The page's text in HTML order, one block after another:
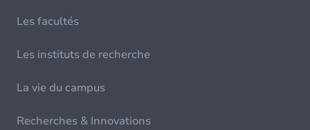
Les facultés
Les instituts de recherche
La vie du campus
Recherches & Innovations